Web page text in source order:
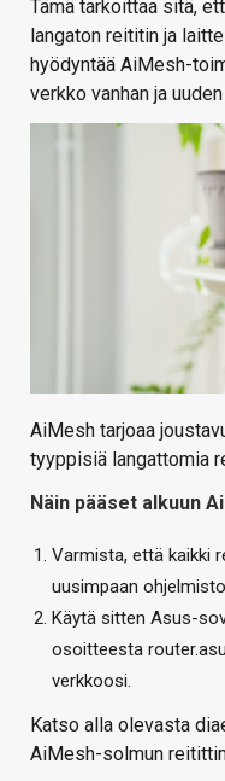
Tämä tarkoittaa sitä,
langaton reititin ja
hyödyntää AiMesh-
verkko vanhan ja
AiMesh tarjoaa
tyyppisiä langattomia
Näin pääset alkuun
Varmista, että kaikki
uusimpaan
Käytä sitten Asus-
osoitteesta
verkkoosi.
Katso alla olevasta
AiMesh-solmun